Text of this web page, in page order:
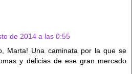
de 2014 a las 0:55
Marta! Una caminata por la que se
y delicias de ese gran mercado